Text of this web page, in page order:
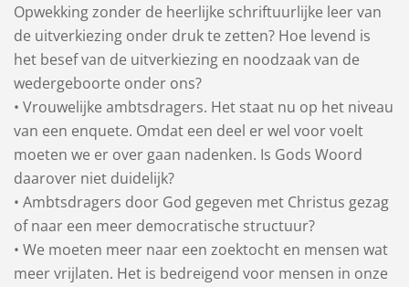
Opwekking zonder de heerlijke schriftuurlijke leer van
de uitverkiezing onder druk te zetten? Hoe levend is
het besef van de uitverkiezing en noodzaak van de
wedergeboorte onder ons?
• Vrouwelijke ambtsdragers. Het staat nu op het niveau
van een enquete. Omdat een deel er wel voor voelt
moeten we er over gaan nadenken. Is Gods Woord
daarover niet duidelijk?
• Ambtsdragers door God gegeven met Christus gezag
of naar een meer democratische structuur?
• We moeten meer naar een zoektocht en mensen wat
meer vrijlaten. Het is bedreigend voor mensen in onze